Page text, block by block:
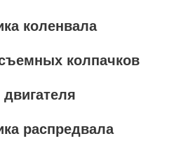
коленвала
колпачков
распредвала